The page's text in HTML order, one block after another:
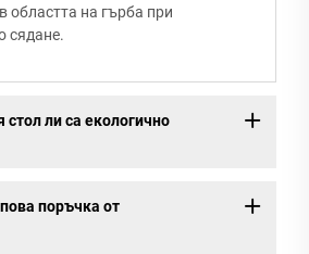
областта на гърба при
сядане.
ли са екологично
поръчка от